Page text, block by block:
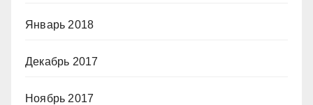
Январь 2018
Декабрь 2017
Ноябрь 2017